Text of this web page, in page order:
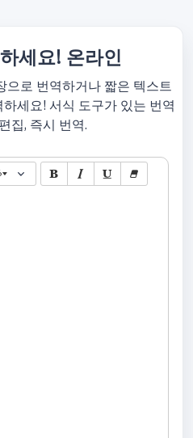
세요! 온라인
으로 번역하거나 짧은 텍스트
세요! 서식 도구가 있는 번역
집, 즉시 번역.